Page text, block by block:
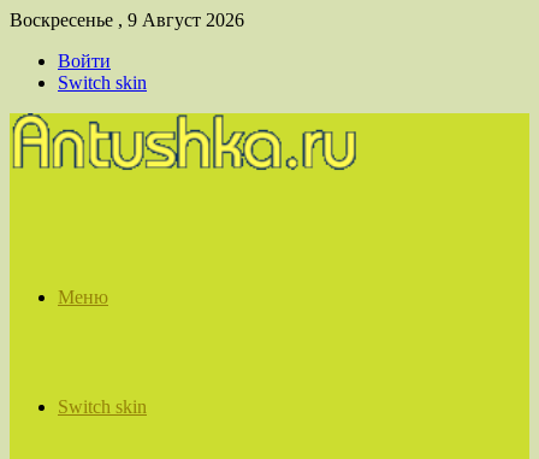
Воскресенье , 9 Август 2026
Войти
Switch skin
Меню
Switch skin